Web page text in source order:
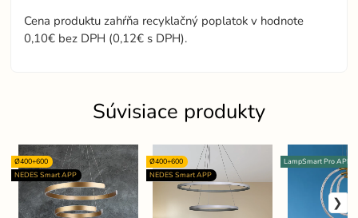
Cena produktu zahŕňa recyklačný poplatok v hodnote
0,10€ bez DPH (0,12€ s DPH).
Súvisiace produkty
Ø400+600
NEDES Smart APP
Ø400+600
NEDES Smart APP
LampSmart Pro APP